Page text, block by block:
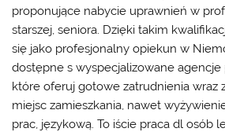
proponujące nabycie uprawnień w
starszej, seniora. Dzięki takim
się jako profesjonalny opiekun w
dostępne s wyspecjalizowane agencje
które oferuj gotowe zatrudnienia wraz
miejsc zamieszkania, nawet
prac, językową. To iście praca dl osób